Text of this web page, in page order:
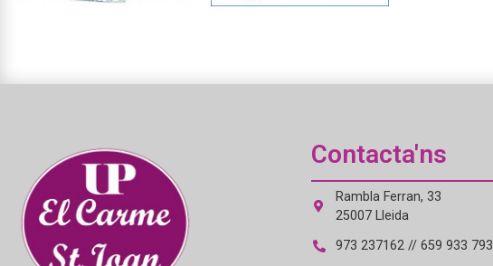
Contacta'ns
Rambla Ferran, 33
25007 Lleida
973 237162 // 659 933 793